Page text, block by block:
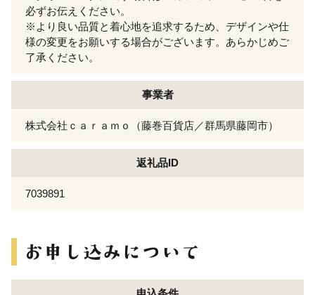
必ずお伝えください。
※より良い品質と着心地を追求するため、デザインや仕
様の変更をお願いする場合がございます。あらかじめご
了承ください。
事業者
株式会社ｃａｒａｍｏ（藤巻百貨店／群馬県藤岡市）
返礼品ID
7039891